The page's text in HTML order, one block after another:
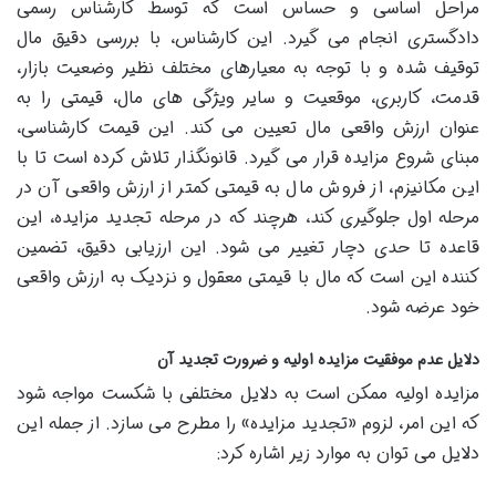
مراحل اساسی و حساس است که توسط کارشناس رسمی
دادگستری انجام می گیرد. این کارشناس، با بررسی دقیق مال
توقیف شده و با توجه به معیارهای مختلف نظیر وضعیت بازار،
قدمت، کاربری، موقعیت و سایر ویژگی های مال، قیمتی را به
عنوان ارزش واقعی مال تعیین می کند. این قیمت کارشناسی،
مبنای شروع مزایده قرار می گیرد. قانونگذار تلاش کرده است تا با
این مکانیزم، از فروش مال به قیمتی کمتر از ارزش واقعی آن در
مرحله اول جلوگیری کند، هرچند که در مرحله تجدید مزایده، این
قاعده تا حدی دچار تغییر می شود. این ارزیابی دقیق، تضمین
کننده این است که مال با قیمتی معقول و نزدیک به ارزش واقعی
خود عرضه شود.
دلایل عدم موفقیت مزایده اولیه و ضرورت تجدید آن
مزایده اولیه ممکن است به دلایل مختلفی با شکست مواجه شود
که این امر، لزوم «تجدید مزایده» را مطرح می سازد. از جمله این
دلایل می توان به موارد زیر اشاره کرد: